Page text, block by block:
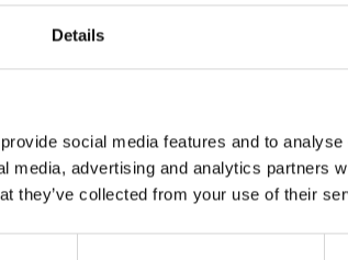
Details
social media features and to
media, advertising and analytics partners
they’ve collected from your use of their
Acconsento a